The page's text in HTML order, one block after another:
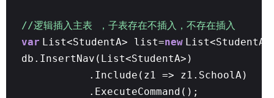
//逻辑插入主表 ，子表存在不插入，不存在插入
var List<StudentA> list=new
db.InsertNav(List<StudentA>)
.Include(z1 => z1.SchoolA)
.ExecuteCommand();